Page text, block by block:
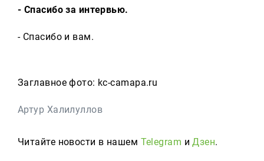
- Спасибо за интервью.
- Спасибо и вам.
Заглавное фото: kc-camapa.ru
Артур Халилуллов
Читайте новости в нашем Telegram иДзен.